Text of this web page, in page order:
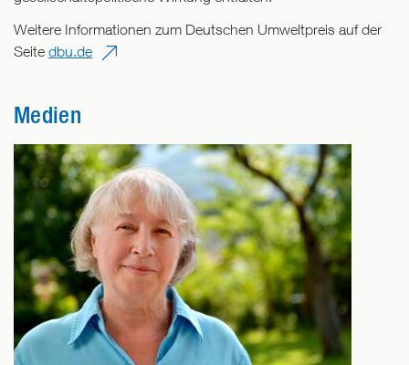
Weitere Informationen zum Deutschen Umweltpreis auf der
Seite dbu.de
Medien